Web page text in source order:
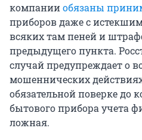
компанииобязаны
приборов даже с
всяких там пеней и
предыдущего пункта.
случай предупреждает о
мошеннических
обязательной поверке до
бытового прибора учета
ложная.